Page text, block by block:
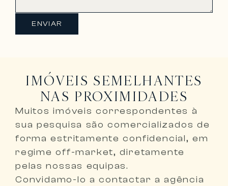
ENVIAR
IMÓVEIS SEMELHANTES
NAS PROXIMIDADES
Muitos imóveis correspondentes à
sua pesquisa são comercializados de
formaestritamente confidencial, em
regime off-market, diretamente
pelas nossas equipas.
Convidamo-lo acontactar a agência